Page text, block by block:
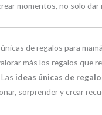
momentos, no solo dar
de regalos para mamá
más los regalos que
ideas únicas de
sorprender y crear